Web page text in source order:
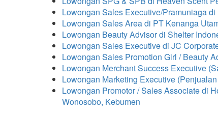
Lowongan Sales Executive/Pramuniaga
Lowongan Sales Area di PT Kenanga
Lowongan Beauty Advisor di Shelter
Lowongan Sales Executive di JC
Lowongan Sales Promotion Girl / Beauty
Lowongan Merchant Success Executive
Lowongan Marketing Executive
Lowongan Promotor / Sales Associate di
Wonosobo, Kebumen